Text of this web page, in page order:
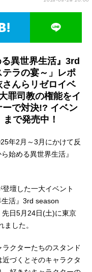
異世界生活』3rd
ラの宴～」レポ
んらリゼロイベ
罪司教の権能をイ
で対決!? イベン
で発売中！
年2月～3月にかけて反
始める異世界生活』
壇した一大イベント
生活』3rd season
日5月24日(土)に東京
した。
クターたちのスタンド
づくとそのキャラクタ